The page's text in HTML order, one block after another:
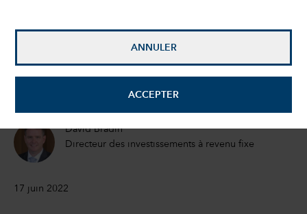
ANNULER
ACCEPTER
marché obligataire
David Bradin
Directeur des investissements à revenu fixe
17 juin 2022